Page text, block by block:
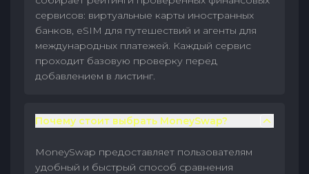
сервисов: виртуальные карты иностранных
банков, eSIM для путешествий и агенты для
международных платежей. Каждый сервис
проходит базовую проверку перед
добавлением в листинг.
Почему стоит выбрать MoneySwap?
MoneySwap предоставляет пользователям
удобный и быстрый способ сравнения